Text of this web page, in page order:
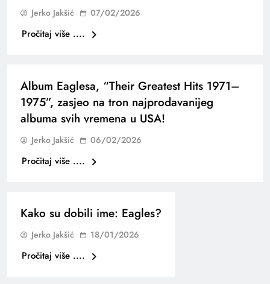
Jerko Jakšić 07/02/2026
Pročitaj više ....
Album Eaglesa, “Their Greatest Hits 1971–
1975”, zasjeo na tron najprodavanijeg
albuma svih vremena u USA!
Jerko Jakšić 06/02/2026
Pročitaj više ....
Kako su dobili ime: Eagles?
Jerko Jakšić 18/01/2026
Pročitaj više ....